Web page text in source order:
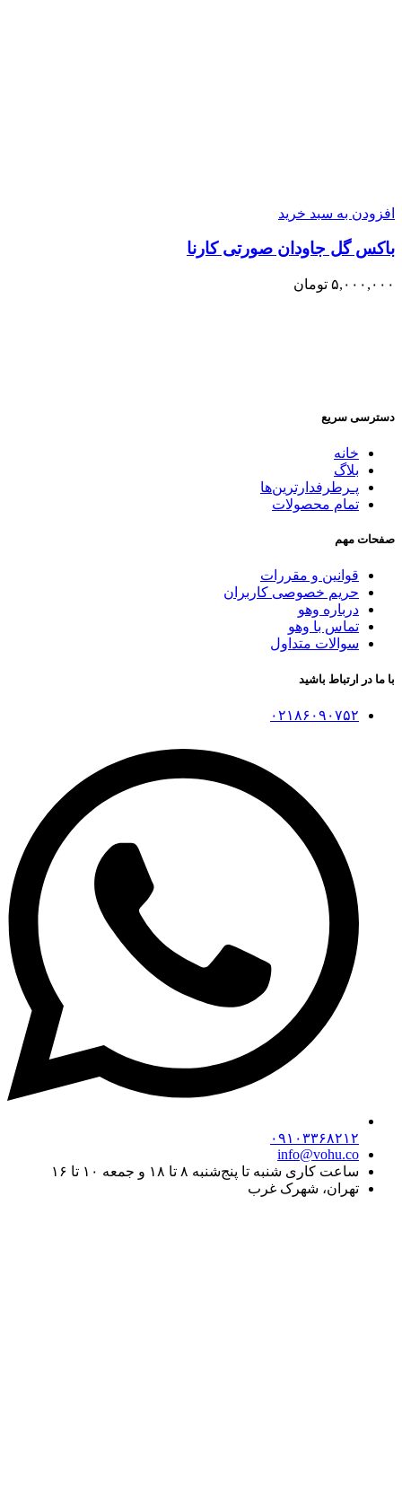
افزودن به سبد خرید
باکس گل جاودان صورتی کارنا
۵,۰۰۰,۰۰۰ تومان
دسترسی سریع
خانه
بلاگ
پـرطرفدارترین‌ها
تمام محصولات
صفحات مهم
قوانین و مقررات
حریم خصوصی کاربران
درباره وهو
تماس با وهو
سوالات متداول
با ما در ارتباط باشید
۰۲۱۸۶۰۹۰۷۵۲
۰۹۱۰۳۳۶۸۲۱۲
info@vohu.co
ساعت کاری شنبه تا پنج‌شنبه ۸ تا ۱۸ و جمعه ۱۰ تا ۱۶
تهران، شهرک غرب